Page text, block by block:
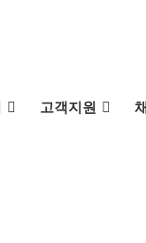
고객지원